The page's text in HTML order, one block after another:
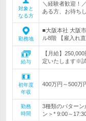
対象と
なる方
＼経験者歓迎！
ある方、お待ち
勤務地
■大阪本社 大阪
ル8階 【雇入れ
給与
【月給】
定いたします※
初年度
年収
400万円～500万
勤務
時間
3種類のパター
ン＞* 9:00～